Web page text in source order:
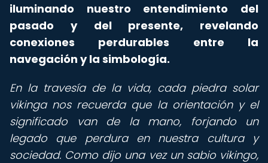
iluminando nuestro entendimiento del
pasado y del presente, revelando
conexiones perdurables entre la
navegación y la simbología.
En la travesía de la vida, cada piedra solar
vikinga nos recuerda que la orientación y el
significado van de la mano, forjando un
legado que perdura en nuestra cultura y
sociedad. Como dijo una vez un sabio vikingo,